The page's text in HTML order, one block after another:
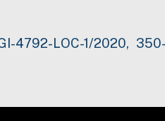
4792-LOC-1/2020,